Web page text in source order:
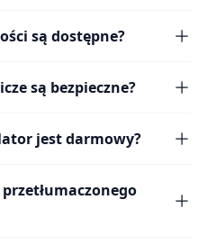
są dostępne?
są bezpieczne?
jest darmowy?